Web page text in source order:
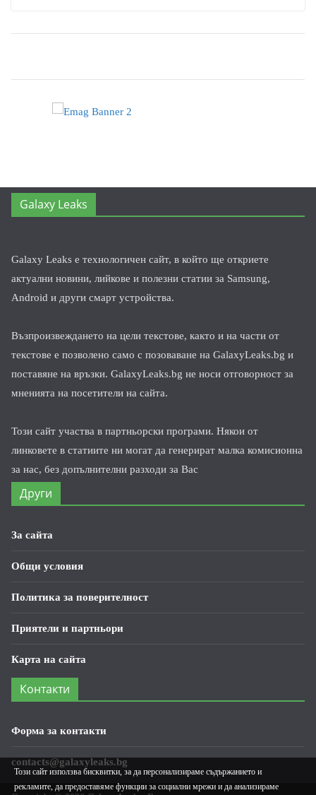
Galaxy Leaks
Galaxy Leaks е технологичен сайт, в който ще откриете
актуални новини, лийкове и полезни статии за Samsung,
Android и други смарт устройства.
Възпроизвеждането на цели текстове, както и на части от
текстове е позволено само с позоваване на GalaxyLeaks.bg и
поставяне на връзки. GalaxyLeaks.bg не носи отговорност за
мненията на посетители на сайта.
Този сайт участва в партньорски програми. Някои от
линковете в статиите ни могат да генерират малка комисионна
за нас, без допълнителни разходи за Вас
Други
За сайта
Общи условия
Политика за поверителност
Приятели и партньори
Карта на сайта
Контакти
Форма за контакти
contacts@galaxyleaks.bg
Този сайт използва бисквитки, за да персонализираме съдържанието и
рекламите, да предоставяме функции за социални мрежи и да анализираме